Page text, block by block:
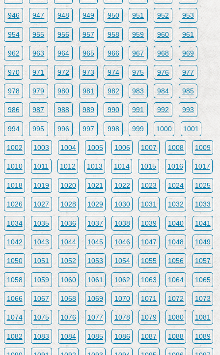
946 947 948 949 950 951 952 953
954 955 956 957 958 959 960 961
962 963 964 965 966 967 968 969
970 971 972 973 974 975 976 977
978 979 980 981 982 983 984 985
986 987 988 989 990 991 992 993
994 995 996 997 998 999 1000 1001
1002 1003 1004 1005 1006 1007 1008 1009
1010 1011 1012 1013 1014 1015 1016 1017
1018 1019 1020 1021 1022 1023 1024 1025
1026 1027 1028 1029 1030 1031 1032 1033
1034 1035 1036 1037 1038 1039 1040 1041
1042 1043 1044 1045 1046 1047 1048 1049
1050 1051 1052 1053 1054 1055 1056 1057
1058 1059 1060 1061 1062 1063 1064 1065
1066 1067 1068 1069 1070 1071 1072 1073
1074 1075 1076 1077 1078 1079 1080 1081
1082 1083 1084 1085 1086 1087 1088 1089